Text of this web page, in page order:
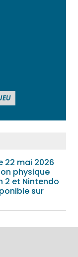
22 mai 2026
physique
2 et Nintendo
sur